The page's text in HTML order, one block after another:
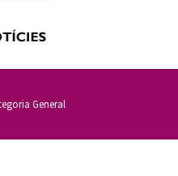
General